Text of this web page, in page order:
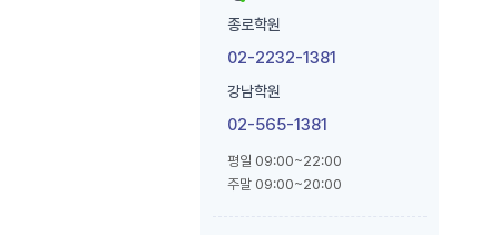
종로학원
02-2232-1381
강남학원
02-565-1381
평일 09:00~22:00
주말 09:00~20:00